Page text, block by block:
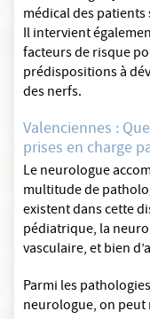
médical des
Il intervient
facteurs de risque
prédispositions à
des nerfs.
Valenciennes :
prises en charge
Le neurologue
multitude de
existent dans cette
pédiatrique, la
vasculaire, et bien
Parmi les
neurologue, on